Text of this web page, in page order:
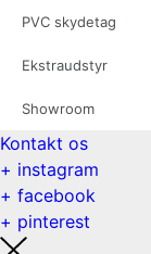
PVC skydetag
Ekstraudstyr
Showroom
Kontakt os
+ instagram
+ facebook
+ pinterest